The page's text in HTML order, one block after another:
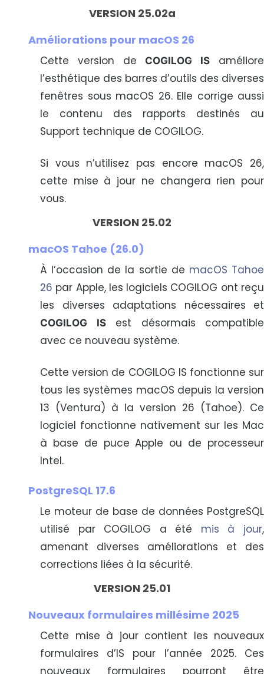
VERSION 25.02a
Améliorations pour macOS 26
Cette version de COGILOG IS
améliore
l’esthétique des barres d’outils des diverses
fenêtres sous macOS 26. Elle corrige aussi
le contenu des rapports destinés au
Support technique de COGILOG.
Si vous n’utilisez pas encore macOS 26,
cette mise à jour ne changera rien pour
vous.
VERSION 25.02
macOS Tahoe (26.0)
À l’occasion de la sortie de macOS Tahoe
26 par Apple, les logiciels COGILOG ont reçu
les diverses adaptations nécessaires et
COGILOG ISest désormais compatible
avec ce nouveau système.
Cette version de COGILOG IS fonctionne sur
tous les systèmes macOS depuis la version
13 (Ventura) à la version 26 (Tahoe). Ce
logiciel fonctionne nativement sur les Mac
à base de puce Apple ou de processeur
Intel.
PostgreSQL 17.6
Le moteur de base de données PostgreSQL
utilisé par COGILOG a été mis à jour,
amenant diverses améliorations et des
corrections liées à la sécurité.
VERSION 25.01
Nouveaux formulaires millésime 2025
Cette mise à jour contient les nouveaux
formulaires d’IS pour l’année 2025. Ces
nouveaux formulaires pourront être